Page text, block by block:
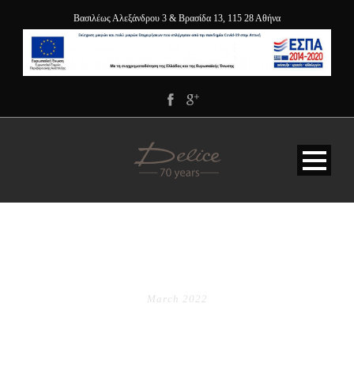
Βασιλέως Αλεξάνδρου 3 & Βρασίδα 13, 115 28 Αθήνα
March 2022